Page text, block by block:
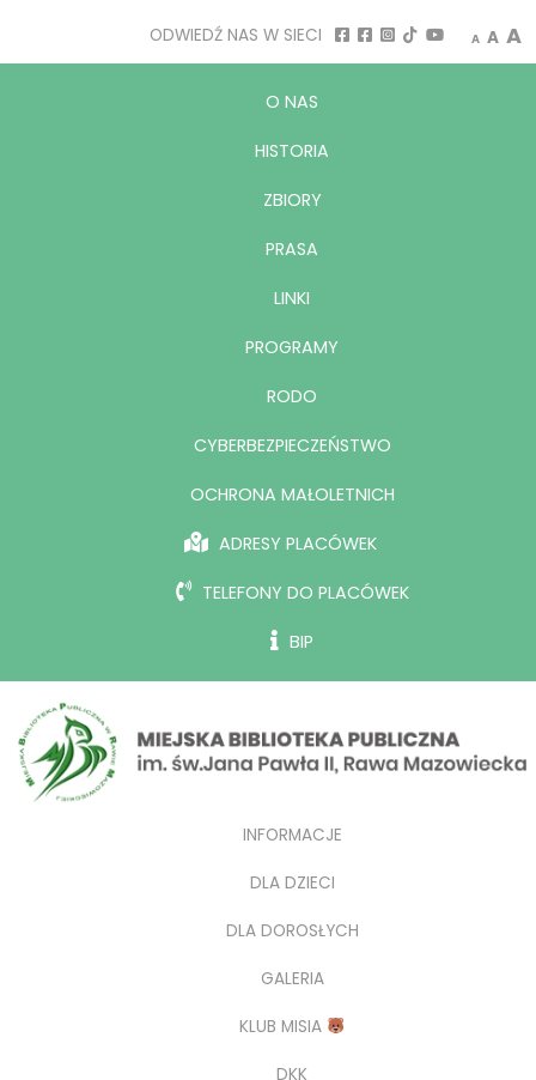
ODWIEDŹ NAS W SIECI A A A
O NAS
HISTORIA
ZBIORY
PRASA
LINKI
PROGRAMY
RODO
CYBERBEZPIECZEŃSTWO
OCHRONA MAŁOLETNICH
ADRESY PLACÓWEK
TELEFONY DO PLACÓWEK
BIP
INFORMACJE
DLA DZIECI
DLA DOROSŁYCH
GALERIA
KLUB MISIA
DKK